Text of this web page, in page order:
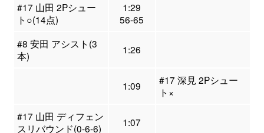
#17 山田 2Pシュー
ト○(14点)
1:29
56-65
#8 安田 アシスト(3
本)
1:26
1:09
#17 深見 2Pシュー
ト×
#17 山田 ディフェン
スリバウンド(0-6-6)
1:07